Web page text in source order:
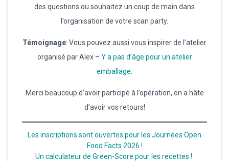
des questions ou souhaitez un coup de main dans
l’organisation de votre scan party.
Témoignage: Vous pouvez aussi vous inspirer de l’atelier
organisé par Alex – Y a pas d’âge pour un atelier
emballage
Merci beaucoup d’avoir participé à l’opération, on a hâte
d’avoir vos retours!
Les inscriptions sont ouvertes pour les Journées Open
Food Facts 2026 !
Un calculateur de Green-Score pour les recettes !